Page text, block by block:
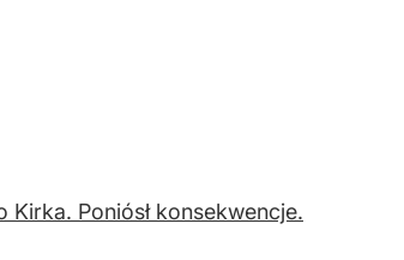
Poniósł konsekwencje.